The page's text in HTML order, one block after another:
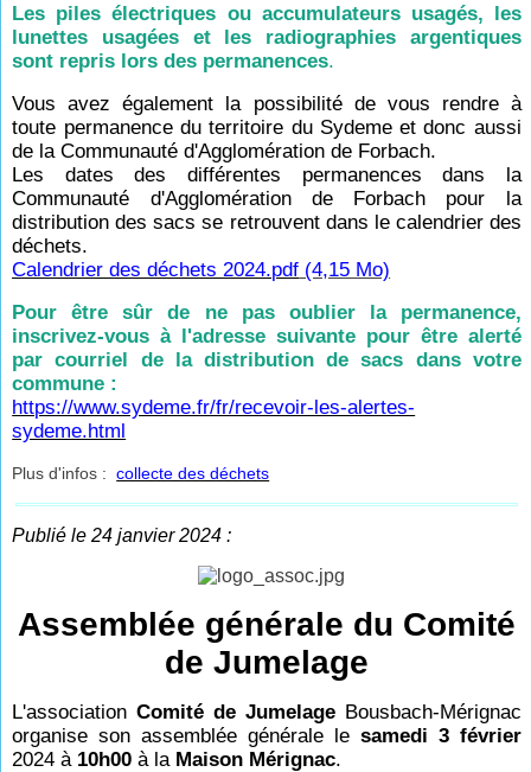
Les piles électriques ou accumulateurs usagés, les
lunettes usagées et les radiographies argentiques
sont repris lors des permanences.
Vous avez également la possibilité de vous rendre à
toute permanence du territoire du Sydeme et donc aussi
de la Communauté d'Agglomération de Forbach.
Les dates des différentes permanences dans la
Communauté d'Agglomération de Forbach pour la
distribution des sacs se retrouvent dans le calendrier des
déchets.
Calendrier des déchets 2024.pdf (4,15 Mo)
Pour être sûr de ne pas oublier la permanence,
inscrivez-vous à l'adresse suivante pour être alerté
par courriel de la distribution de sacs dans votre
commune :
https://www.sydeme.fr/fr/recevoir-les-alertes-
sydeme.html
Plus d'infos :collecte des déchets
Publié le 24 janvier 2024 :
Assemblée générale du Comité
de Jumelage
L'associationComité de JumelageBousbach-Mérignac
organise son assemblée générale le samedi 3 février
2024 à 10h00 à la Maison Mérignac.